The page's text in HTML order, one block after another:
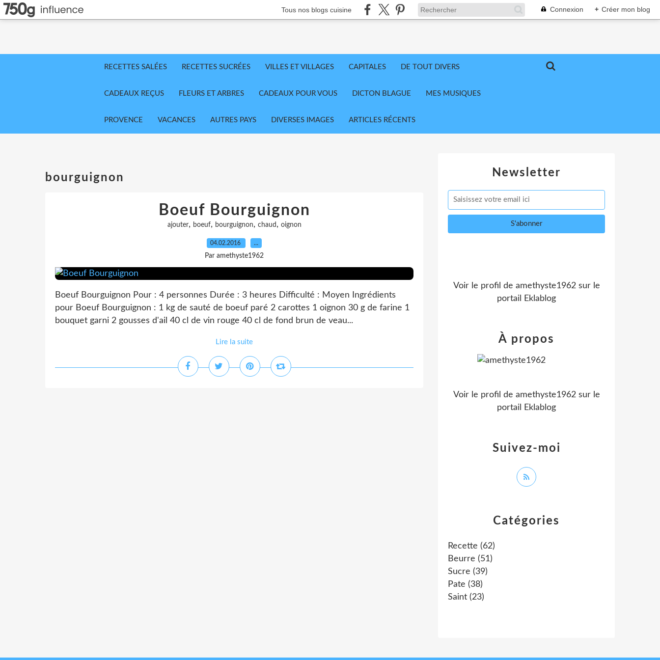
Tous nos blogs cuisine Connexion + Créer mon blog
RECETTES SALÉES RECETTES SUCRÉES VILLES ET VILLAGES CAPITALES DE TOUT DIVERS
CADEAUX REÇUS FLEURS ET ARBRES CADEAUX POUR VOUS DICTON BLAGUE MES MUSIQUES
PROVENCE VACANCES AUTRES PAYS DIVERSES IMAGES ARTICLES RÉCENTS
bourguignon
Boeuf Bourguignon
ajouter, boeuf, bourguignon, chaud , oignon
04.02.2016 …
Par amethyste1962
Boeuf Bourguignon Pour : 4 personnes Durée : 3 heures Difficulté : Moyen Ingrédients
pour Boeuf Bourguignon : 1 kg de sauté de boeuf paré 2 carottes 1 oignon 30 g de farine 1
bouquet garni 2 gousses d'ail 40 cl de vin rouge 40 cl de fond brun de veau...
Lire la suite
Newsletter
Catégories
Recette (62)
Beurre (51)
Sucre (39)
Pate (38)
Saint (23)
Voir le profil de amethyste1962sur le
portail Eklablog
Suivez-moi
À propos
Voir le profil de amethyste1962sur le
portail Eklablog